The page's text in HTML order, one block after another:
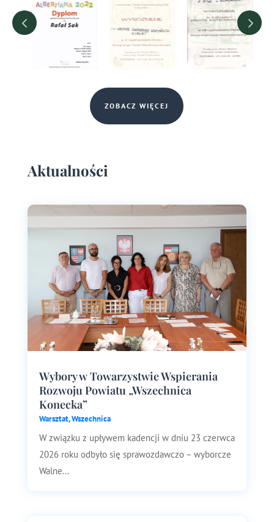
ZOBACZ WIĘCEJ
Aktualności
Wybory w Towarzystwie Wspierania
Rozwoju Powiatu „Wszechnica
Konecka”
Warsztat,Wszechnica
W związku z upływem kadencji w dniu 23 czerwca
2026 roku odbyło się sprawozdawczo – wyborcze
Walne...